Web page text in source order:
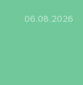
06.08.2026